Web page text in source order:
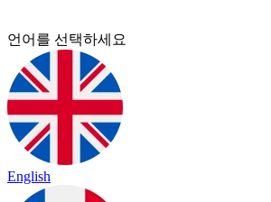
언어를 선택하세요
English